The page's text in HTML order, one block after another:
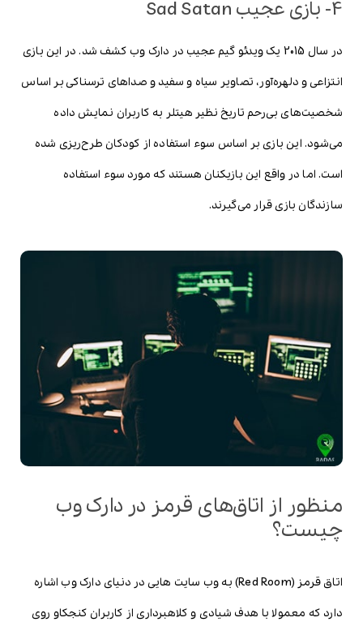
4- بازی عجیب Sad Satan
در سال 2015 یک ویدئو گیم عجیب در دارک وب کشف شد. در این بازی
انتزاعی و دلهره‌آور، تصاویر سیاه و سفید و صداهای ترسناکی بر اساس
شخصیت‌های بی‌رحم تاریخ نظیر هیتلر به کاربران نمایش داده
می‌شود. این بازی بر اساس سوء استفاده از کودکان طرح‌ریزی شده
است. اما در واقع این بازیکنان هستند که مورد سوء استفاده
سازندگان بازی قرار می‌گیرند.
منظور از اتاق‌های قرمز در دارک وب
چیست؟
اتاق قرمز (Red Room) به وب سایت هایی در دنیای دارک وب اشاره
دارد که معمولا با هدف شیادی و کلاهبرداری از کاربران کنجکاو روی